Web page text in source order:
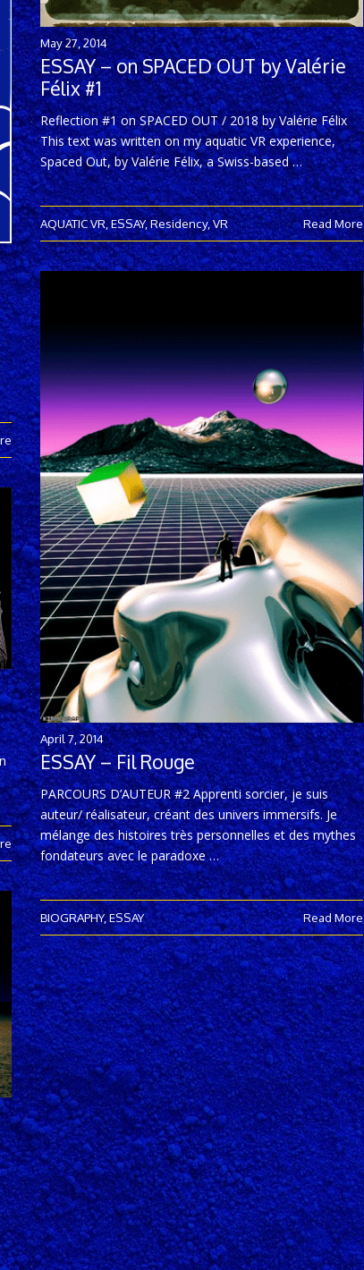
May 27, 2014
ESSAY – on SPACED OUT by Valérie
Félix #1
Reflection #1 on SPACED OUT / 2018 by Valérie Félix
This text was written on my aquatic VR experience,
Spaced Out, by Valérie Félix, a Swiss-based …
AQUATIC VR,ESSAY,Residency,VR Read More
April 7, 2014
ESSAY – Fil Rouge
PARCOURS D’AUTEUR #2 Apprenti sorcier, je suis
auteur/ réalisateur, créant des univers immersifs. Je
mélange des histoires très personnelles et des mythes
fondateurs avec le paradoxe …
BIOGRAPHY,ESSAY Read More